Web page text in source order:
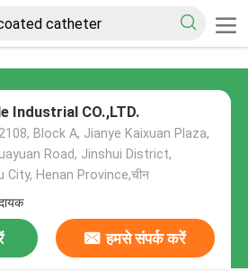
Industrial CO.,LTD.
Block A, Jianye Kaixuan Plaza,
Road, Jinshui District,
City, Henan Province,चीन
हमसे संपर्क करें